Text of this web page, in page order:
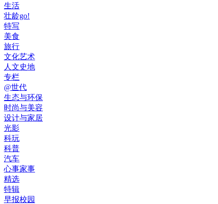
生活
壮龄go!
特写
美食
旅行
文化艺术
人文史地
专栏
@世代
生态与环保
时尚与美容
设计与家居
光影
科玩
科普
汽车
心事家事
精选
特辑
早报校园